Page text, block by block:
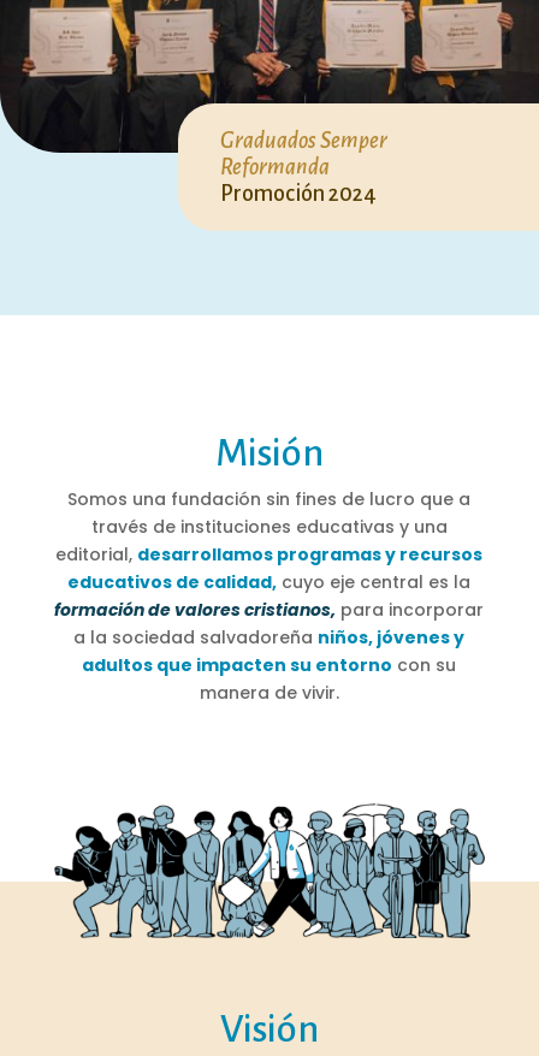
Graduados Semper
Reformanda
Promoción 2024
Misión
Somos una fundación sin fines de lucro que a
través de instituciones educativas y una
editorial, desarrollamos programas y recursos
educativos de calidad, cuyo eje central es la
formación de valores cristianos, para incorporar
a la sociedad salvadoreña niños, jóvenes y
adultos que impacten su entorno con su
manera de vivir.
Visión